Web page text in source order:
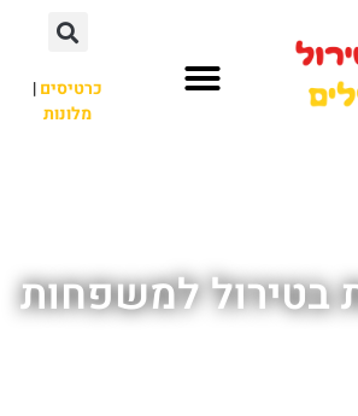
כרטיסים|
מלונות
בטירול למשפחות